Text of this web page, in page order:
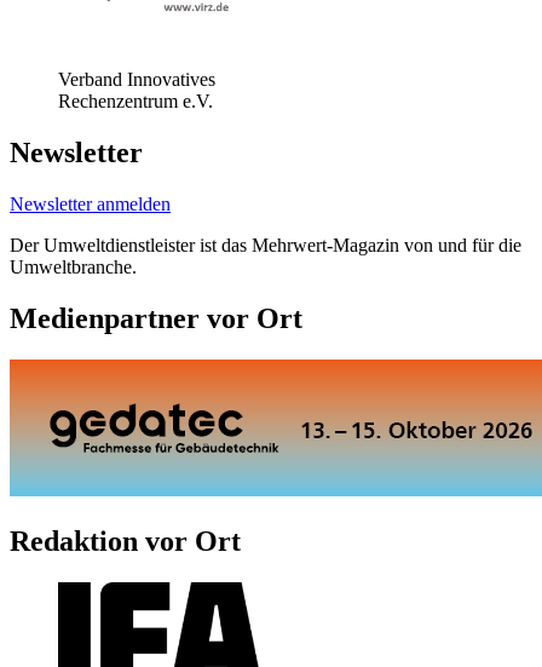
Verband Innovatives
Rechenzentrum e.V.
Newsletter
Newsletter anmelden
Der Umweltdienstleister ist das Mehrwert-Magazin von und für die
Umweltbranche.
Medienpartner vor Ort
Redaktion vor Ort